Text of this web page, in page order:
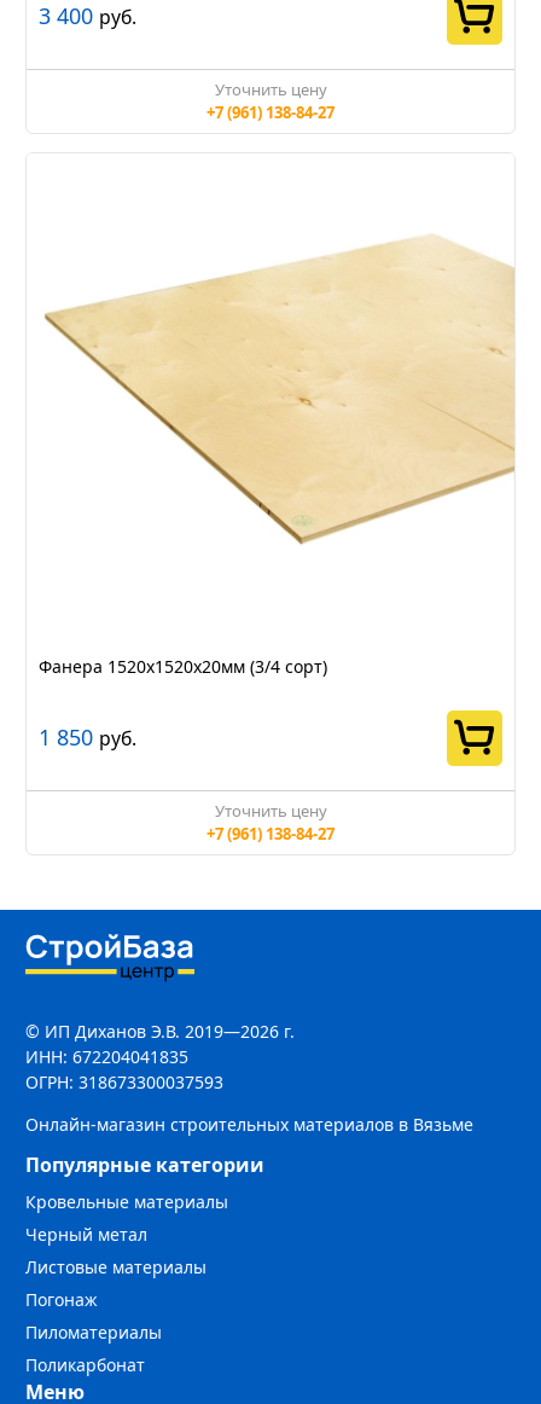
3 400 руб.
Уточнить цену
+7 (961) 138-84-27
Фанера 1520х1520х20мм (3/4 сорт)
1 850 руб.
Уточнить цену
+7 (961) 138-84-27
© ИП Диханов Э.В. 2019—2026 г.
ИНН: 672204041835
ОГРН: 318673300037593
Онлайн-магазин строительных материалов в Вязьме
Популярные категории
Кровельные материалы
Черный метал
Листовые материалы
Погонаж
Пиломатериалы
Поликарбонат
Меню